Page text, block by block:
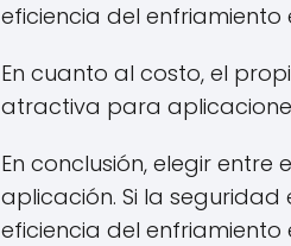
eficiencia del
En cuanto al costo, el
atractiva para
En conclusión, elegir
aplicación. Si la
eficiencia del